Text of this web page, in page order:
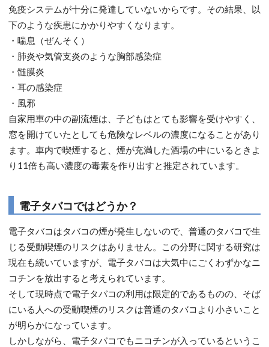
免疫システムが十分に発達していないからです。その結果、以
下のような疾患にかかりやすくなります。
・喘息（ぜんそく）
・肺炎や気管支炎のような胸部感染症
・髄膜炎
・耳の感染症
・風邪
自家用車の中の副流煙は、子どもはとても影響を受けやすく、
窓を開けていたとしても危険なレベルの濃度になることがあり
ます。車内で喫煙すると、煙が充満した酒場の中にいるときよ
り11倍も高い濃度の毒素を作り出すと推定されています。
電子タバコではどうか？
電子タバコはタバコの煙が発生しないので、普通のタバコで生
じる受動喫煙のリスクはありません。この分野に関する研究は
現在も続いていますが、電子タバコは大気中にごくわずかなニ
コチンを放出すると考えられています。
そして現時点で電子タバコの利用は限定的であるものの、そば
にいる人への受動喫煙のリスクは普通のタバコより小さいこと
が明らかになっています。
しかしながら、電子タバコでもニコチンが入っているというこ